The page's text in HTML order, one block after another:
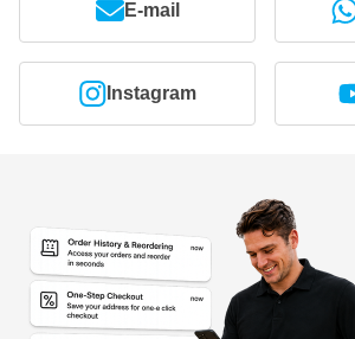
E-mail
Instagram